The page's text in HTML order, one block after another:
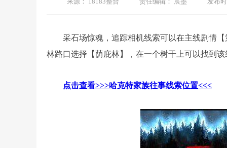
采石场惊魂，追踪相机线索可以在主线剧情
林路口选择【荫庇林】，在一个树干上可以找到该
点击查看>>>哈克特家族往事线索位置<<<